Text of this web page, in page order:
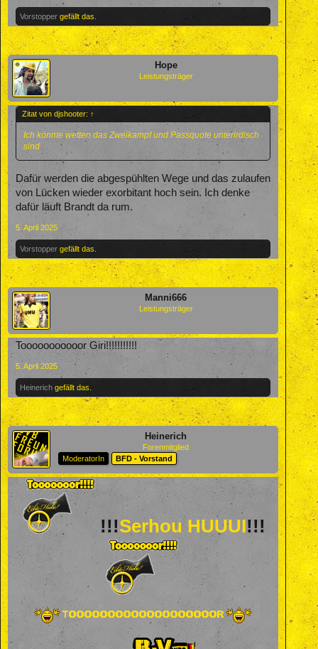
Vorstopper gefällt das.
Hope
Leistungsträger
Zitat von djshooter: ↑
Ich könnte wetten das Zweikampf und Passquote unterirdisch
sind
Dafür werden die abgespühlten Wege und das zulaufen
von Lücken wieder exorbitant hoch sein. Ich denke
dafür läuft Brandt da rum.
5. April 2025
Vorstopper gefällt das.
Manni666
Leistungsträger
Tooooooooooor Giri!!!!!!!!!!!
5. April 2025
Heinerich gefällt das.
Heinerich
Forenmitglied
ModeratorIn
BFD - Vorstand
!!!Serhou HUUUI!!!